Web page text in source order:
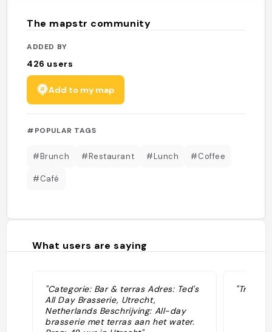
The mapstr community
ADDED BY
426 users
Add to my map
#POPULAR TAGS
#Brunch #Restaurant #Lunch #Coffee
#Café
What users are saying
"Categorie: Bar & terras Adres: Ted's
All Day Brasserie, Utrecht,
Netherlands Beschrijving: All-day
brasserie met terras aan het water.
"Tres